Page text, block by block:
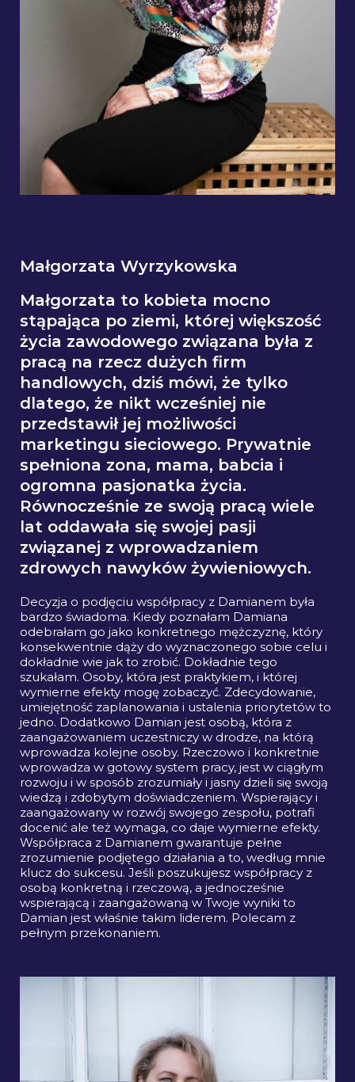
Małgorzata Wyrzykowska
Małgorzata to kobieta mocno
stąpająca po ziemi, której większość
życia zawodowego związana była z
pracą na rzecz dużych firm
handlowych, dziś mówi, że tylko
dlatego, że nikt wcześniej nie
przedstawił jej możliwości
marketingu sieciowego. Prywatnie
spełniona zona, mama, babcia i
ogromna pasjonatka życia.
Równocześnie ze swoją pracą wiele
lat oddawała się swojej pasji
związanej z wprowadzaniem
zdrowych nawyków żywieniowych.
Decyzja o podjęciu współpracy z Damianem była
bardzo świadoma. Kiedy poznałam Damiana
odebrałam go jako konkretnego mężczyznę, który
konsekwentnie dąży do wyznaczonego sobie celu i
dokładnie wie jak to zrobić. Dokładnie tego
szukałam. Osoby, która jest praktykiem, i której
wymierne efekty mogę zobaczyć. Zdecydowanie,
umiejętność zaplanowania i ustalenia priorytetów to
jedno. Dodatkowo Damian jest osobą, która z
zaangażowaniem uczestniczy w drodze, na którą
wprowadza kolejne osoby. Rzeczowo i konkretnie
wprowadza w gotowy system pracy, jest w ciągłym
rozwoju i w sposób zrozumiały i jasny dzieli się swoją
wiedzą i zdobytym doświadczeniem. Wspierający i
zaangażowany w rozwój swojego zespołu, potrafi
docenić ale też wymaga, co daje wymierne efekty.
Współpraca z Damianem gwarantuje pełne
zrozumienie podjętego działania a to, według mnie
klucz do sukcesu. Jeśli poszukujesz współpracy z
osobą konkretną i rzeczową, a jednocześnie
wspierającą i zaangażowaną w Twoje wyniki to
Damian jest właśnie takim liderem. Polecam z
pełnym przekonaniem.